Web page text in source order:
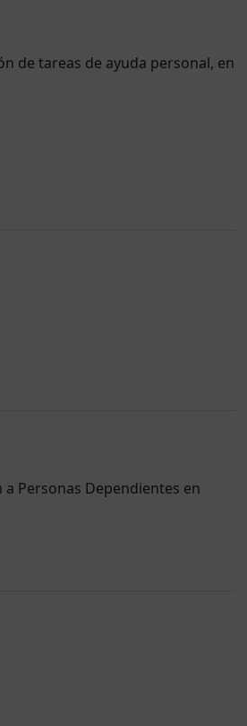
de tareas de ayuda personal, en
Personas Dependientes en